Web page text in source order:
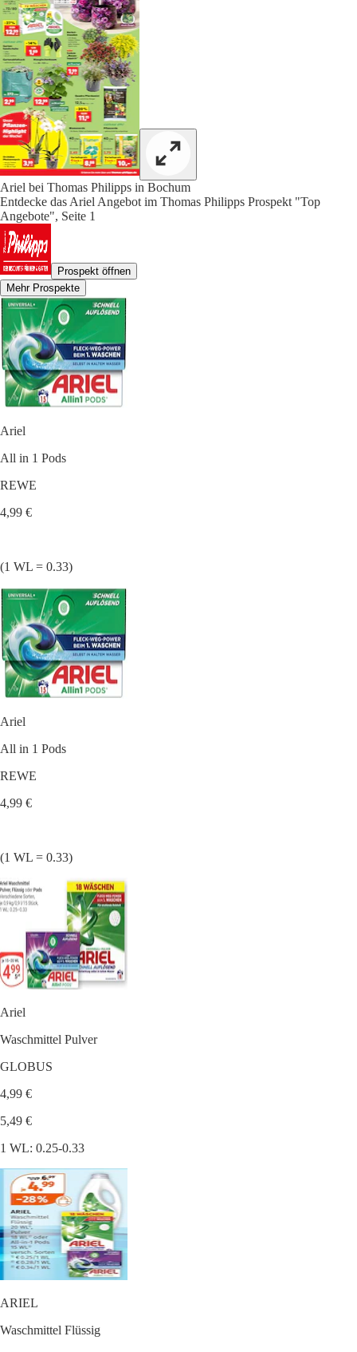
Ariel bei Thomas Philipps in Bochum
Entdecke das Ariel Angebot im Thomas Philipps Prospekt "Top
Angebote", Seite 1
Prospekt öffnen
Mehr Prospekte
Ariel
All in 1 Pods
REWE
4,99 €
(1 WL = 0.33)
Ariel
All in 1 Pods
REWE
4,99 €
(1 WL = 0.33)
Ariel
Waschmittel Pulver
GLOBUS
4,99 €
5,49 €
1 WL: 0.25-0.33
ARIEL
Waschmittel Flüssig